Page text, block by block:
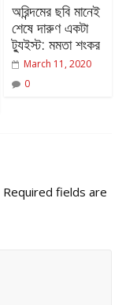
অরিন্দমের ছবি মানেই
শেষে দারুণ একটা
ট্যুইস্ট: মমতা শংকর
March 11, 2020
0
Required fields are